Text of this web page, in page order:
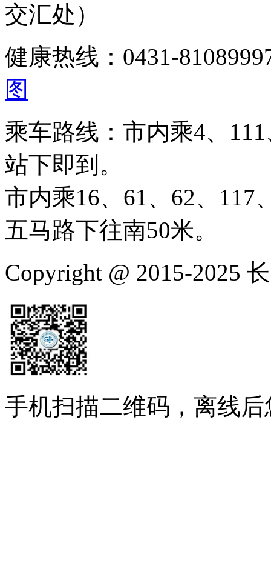
交汇处）
健康热线：0431-
图
乘车路线：市内乘4、
站下即到。
市内乘16、61、62、117
五马路下往南50米。
Copyright @ 2015-2025
手机扫描二维码，离线